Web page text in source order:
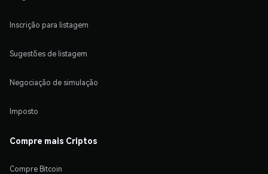
Inscrição para listagem
Sugestões de listagem
Negociação de simulação
Imposto
Compre mais Criptos
Compre Bitcoin